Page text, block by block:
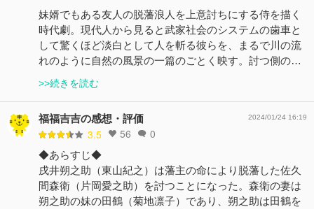
妹婿でもある友人の脱藩浪人を上意討ちにする侍を描く
時代劇。現代人から見ると武家社会のシステムの歯車と
して驚くほど淡白として人を斬る彼らを、まるで川の流
れのように自然の風景の一篇のごとく映す。討つ側の…
>>続きを読む
福福吉吉の感想・評価
3.5 56 0
2024/01/24 16:19
◆あらすじ◆
戌井朔之助（東山紀之）は藩主の命により脱藩した佐久
間森衛（片岡愛之助）を討つことになった。森衛の妻は
朔之助の妹の田鶴（菊地凛子）であり、朔之助は田鶴を